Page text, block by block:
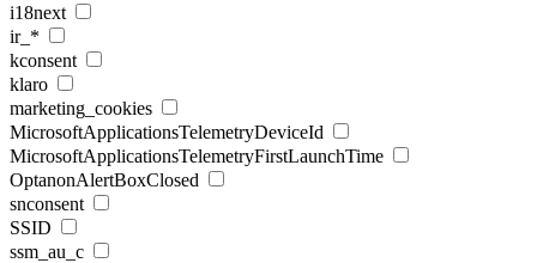
i18next
ir_*
kconsent
klaro
marketing_cookies
MicrosoftApplicationsTelemetryDeviceId
MicrosoftApplicationsTelemetryFirstLaunchTime
OptanonAlertBoxClosed
snconsent
SSID
ssm_au_c